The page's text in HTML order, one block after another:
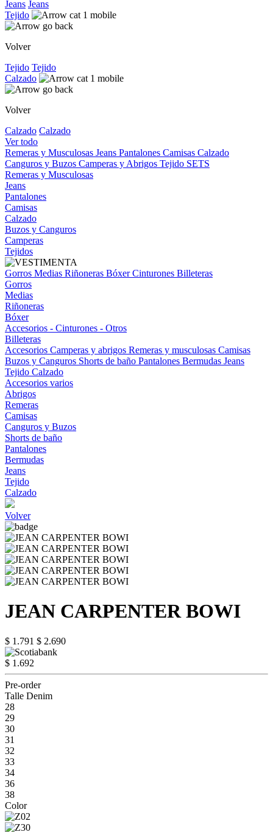
Jeans Jeans
Tejido
Volver
Tejido Tejido
Calzado
Volver
Calzado Calzado
Ver todo
Remeras y Musculosas Jeans Pantalones Camisas Calzado
Canguros y Buzos Camperas y Abrigos Tejido SETS
Remeras y Musculosas
Jeans
Pantalones
Camisas
Calzado
Buzos y Canguros
Camperas
Tejidos
Gorros Medias Riñoneras BóxerCinturones Billeteras
Gorros
Medias
Riñoneras
Bóxer
Accesorios - Cinturones - Otros
Billeteras
Accesorios Camperas y abrigos Remeras y musculosas Camisas
Buzos y Canguros Shorts de baño Pantalones Bermudas Jeans
Tejido Calzado
Accesorios varios
Abrigos
Remeras
Camisas
Canguros y Buzos
Shorts de baño
Pantalones
Bermudas
Jeans
Tejido
Calzado
Volver
JEAN CARPENTER BOWI
$ 1.791 $ 2.690
$ 1.692
Pre-order
Talle Denim
28
29
30
31
32
33
34
36
38
Color